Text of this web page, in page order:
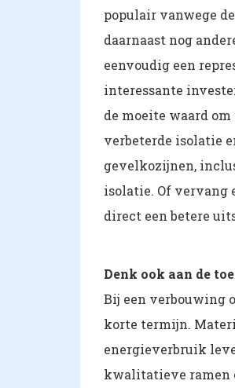
populair vanwege
daarnaast nog
eenvoudig een
interessante
de moeite waard
verbeterde isolatie
gevelkozijnen,
isolatie. Of vervang
direct een betere
Denk ook aan de
Bij een verbouwing
korte termijn.
energieverbruik
kwalitatieve ramen